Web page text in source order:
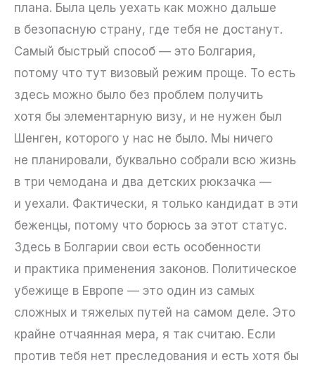
плана. Была цель уехать как можно дальше
в безопасную страну, где тебя не достанут.
Самый быстрый способ — это Болгария,
потому что тут визовый режим проще. То есть
здесь можно было без проблем получить
хотя бы элементарную визу, и не нужен был
Шенген, которого у нас не было. Мы ничего
не планировали, буквально собрали всю жизнь
в три чемодана и два детских рюкзачка —
и уехали. Фактически, я только кандидат в эти
беженцы, потому что борюсь за этот статус.
Здесь в Болгарии свои есть особенности
и практика применения законов. Политическое
убежище в Европе — это один из самых
сложных и тяжелых путей на самом деле. Это
крайне отчаянная мера, я так считаю. Если
против тебя нет преследования и есть хотя бы